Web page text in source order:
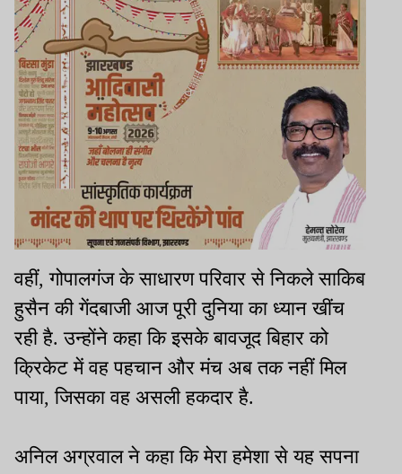
वहीं, गोपालगंज के साधारण परिवार से निकले साकिब
हुसैन की गेंदबाजी आज पूरी दुनिया का ध्यान खींच
रही है. उन्होंने कहा कि इसके बावजूद बिहार को
क्रिकेट में वह पहचान और मंच अब तक नहीं मिल
पाया, जिसका वह असली हकदार है.
अनिल अग्रवाल ने कहा कि मेरा हमेशा से यह सपना